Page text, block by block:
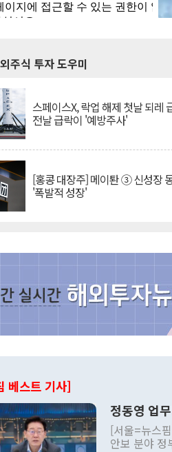
주식 투자 도우미
스페이스X, 락업 해제 첫날 되레
전날 급락이 '예방주사'
[홍콩 대장주] 메이퇀 ③ 신성장
'폭발적 성장'
베스트 기사]
정동영 업
[서울=뉴스
안보 분야 정